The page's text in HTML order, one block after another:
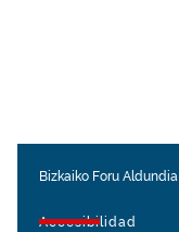
Bizkaiko Foru Aldundia
Accesibilidad